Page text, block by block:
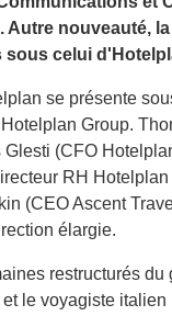
Autre nouveauté,
sous celui
se présente
Group.
(CFO
RH
(CEO Ascent
élargie.
restructurés
le voyagiste